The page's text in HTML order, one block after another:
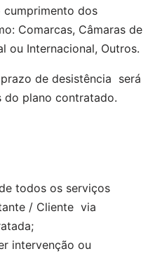
cumprimento dos
Comarcas, Câmaras de
ou Internacional, Outros.
de desistência será
do plano contratado.
todos os serviços
/ Cliente via
intervenção ou